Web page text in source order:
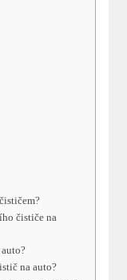
čističe na
na auto?